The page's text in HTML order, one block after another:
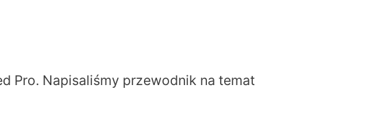
Pro. Napisaliśmy przewodnik na temat